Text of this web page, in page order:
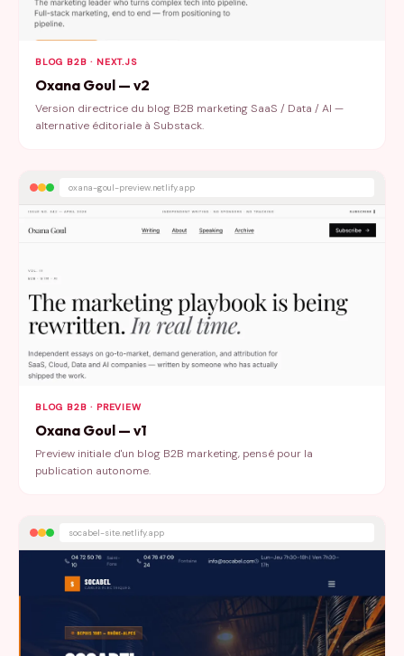
BLOG B2B · NEXT.JS
Oxana Goul — v2
Version directrice du blog B2B marketing SaaS / Data / AI —
alternative éditoriale à Substack.
oxana-goul-preview.netlify.app
BLOG B2B · PREVIEW
Oxana Goul — v1
Preview initiale d'un blog B2B marketing, pensé pour la
publication autonome.
socabel-site.netlify.app